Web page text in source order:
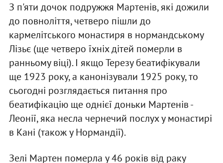
З п'яти дочок подружжя Мартенів, які дожили
до повноліття, четверо пішли до
кармелітського монастиря в нормандському
Лізьє (ще четверо їхніх дітей померли в
ранньому віці). І якщо Терезу беатифікували
ще 1923 року, а канонізували 1925 року, то
сьогодні розглядається питання про
беатифікацію ще однієї доньки Мартенів -
Леонії, яка несла чернечий послух у монастирі
в Кані (також у Нормандії).
Зелі Мартен померла у 46 років від раку